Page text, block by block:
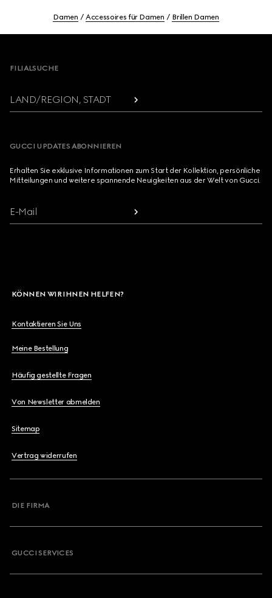
Damen Accessoires für Damen Brillen Damen
FILIALSUCHE
LAND/REGION, STADT
GUCCI UPDATES ABONNIEREN
Erhalten Sie exklusive Informationen zum Start der Kollektion, persönliche
Mitteilungen und weitere spannende Neuigkeiten aus der Welt von Gucci.
E-Mail
KÖNNEN WIR IHNEN HELFEN?
Kontaktieren Sie Uns
Meine Bestellung
Häufig gestellte Fragen
Von Newsletter abmelden
Sitemap
Vertrag widerrufen
DIE FIRMA
GUCCI SERVICES